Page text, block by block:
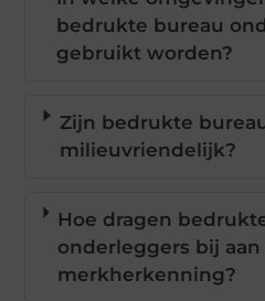
bedrukte bureau
gebruikt worden?
Zijn bedrukte
milieuvriendelijk?
Hoe dragen
onderleggers bij aan
merkherkenning?